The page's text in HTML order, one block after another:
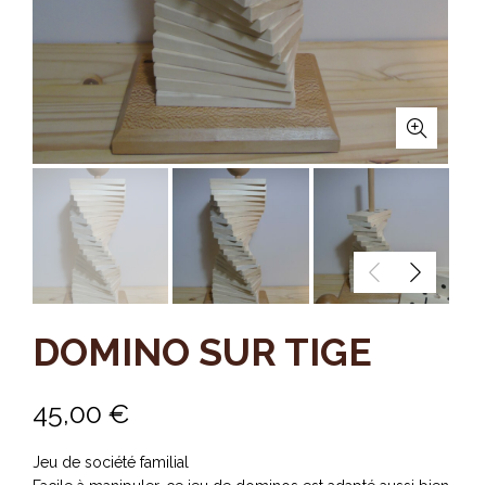
DOMINO SUR TIGE
45,00 €
Jeu de société familial